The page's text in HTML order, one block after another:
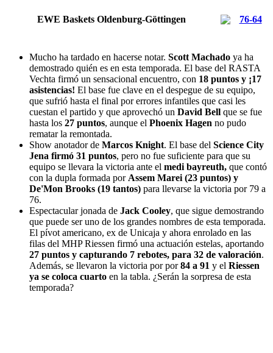
EWE Baskets Oldenburg-Göttingen 76-64
Mucho ha tardado en hacerse notar. Scott Machado ya ha
demostrado quién es en esta temporada. El base del RASTA
Vechta firmó un sensacional encuentro, con 18 puntos y ¡17
asistencias! El base fue clave en el despegue de su equipo,
que sufrió hasta el final por errores infantiles que casi les
cuestan el partido y que aprovechó un David Bell que se fue
hasta los 27 puntos, aunque el Phoenix Hagen no pudo
rematar la remontada.
Show anotador de Marcos Knight. El base del Science City
Jena firmó 31 puntos, pero no fue suficiente para que su
equipo se llevara la victoria ante el medi bayreuth, que contó
con la dupla formada porAssem Marei (23 puntos) y
De'Mon Brooks (19 tantos) para llevarse la victoria por 79 a
76.
Espectacular jonada de Jack Cooley, que sigue demostrando
que puede ser uno de los grandes nombres de esta temporada.
El pívot americano, ex de Unicaja y ahora enrolado en las
filas del MHP Riessen firmó una actuación estelas, aportando
27 puntos y capturando 7 rebotes, para 32 de valoración.
Además, se llevaron la victoria por por84 a 91 y el Riessen
ya se coloca cuarto en la tabla. ¿Serán la sorpresa de esta
temporada?